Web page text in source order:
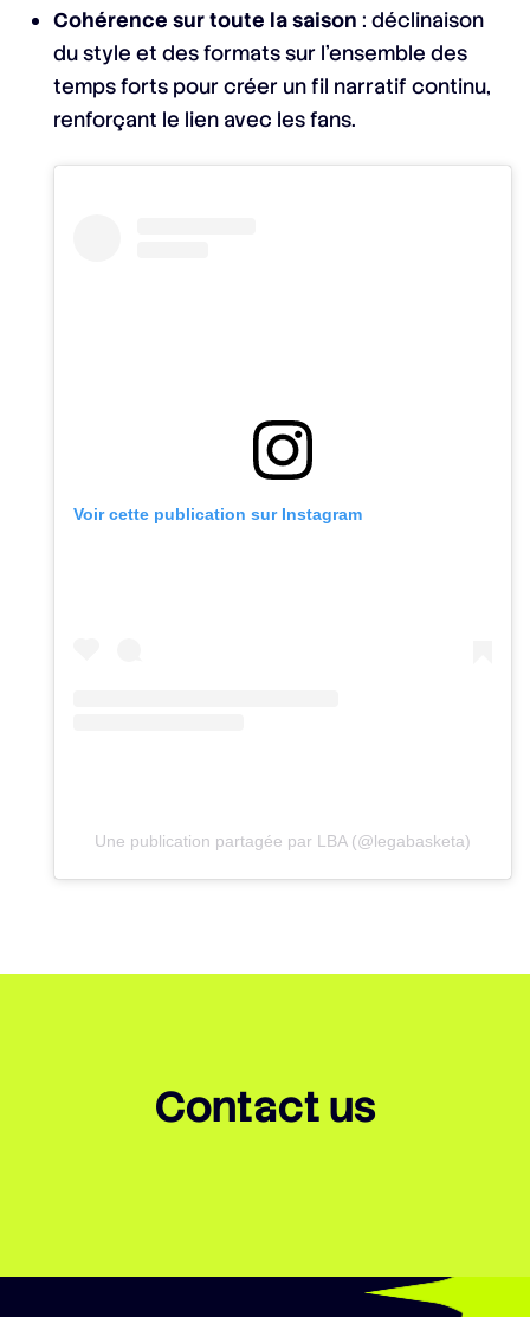
Cohérence sur toute la saison : déclinaison
du style et des formats sur l’ensemble des
temps forts pour créer un fil narratif continu,
renforçant le lien avec les fans.
Voir cette publication sur Instagram
Une publication partagée par LBA (@legabasketa)
Contact us